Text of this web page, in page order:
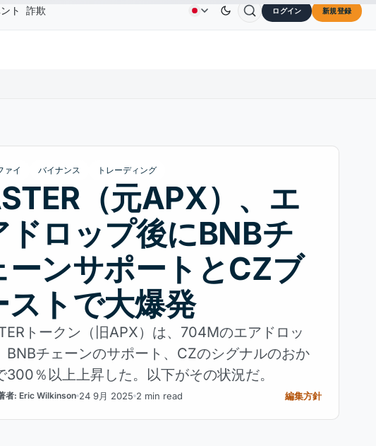
Dogecoin CardanoADA$0.1891 ↑9.30% ChainlinkLINK$8.37
お問い合わせ 会社概要
ト 詐欺 ログイン 新規登録
ァイ バイナンス トレーディング
（元APX）、エ
ドロップ後にBNBチ
ーンサポートとCZブ
ストで大爆発
トークン（旧APX）は、704Mのエアドロッ
BNBチェーンのサポート、CZのシグナルのおか
300％以上上昇した。以下がその状況だ。
者: Eric Wilkinson 24 9月 2025 2 min read 編集方針